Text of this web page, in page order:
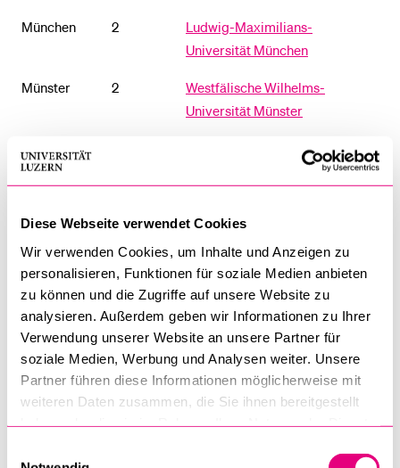
Diese Webseite verwendet Cookies
Wir verwenden Cookies, um Inhalte und Anzeigen zu
personalisieren, Funktionen für soziale Medien anbieten
zu können und die Zugriffe auf unsere Website zu
analysieren. Außerdem geben wir Informationen zu Ihrer
Verwendung unserer Website an unsere Partner für
soziale Medien, Werbung und Analysen weiter. Unsere
Partner führen diese Informationen möglicherweise mit
weiteren Daten zusammen, die Sie ihnen bereitgestellt
München 2
Ludwig-Maximilians-
Universität München
Münster 2
Westfälische Wilhelms-
Universität Münster
Regensburg Universität Regensburg
Tübingen 3
Eberhard-Karls-Universität
Würzburg 2
Julius-Maximilians
Universität
Frankreich
STADT PLÄTZE UNIVERSITÄT
Paris 2 Institut Catholique de Paris